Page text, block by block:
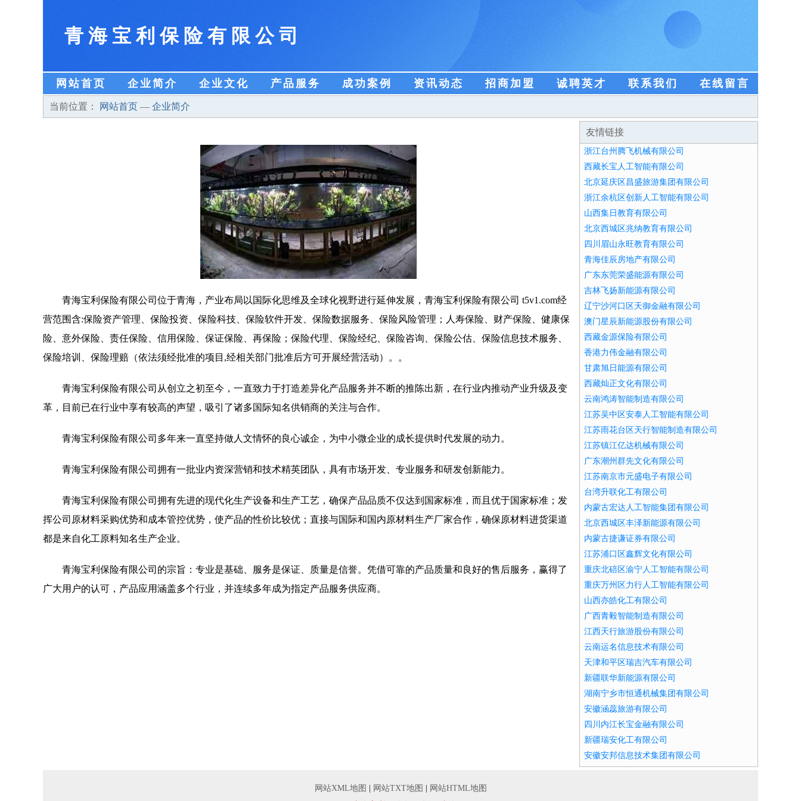
青海宝利保险有限公司
网站首页 企业简介 企业文化 产品服务 成功案例 资讯动态 招商加盟 诚聘英才 联系我们 在线留言
当前位置： 网站首页 — 企业简介
青海宝利保险有限公司位于青海，产业布局以国际化思维及全球化视野进行延伸发展，青海宝利保险有限公司 t5v1.com经
营范围含:保险资产管理、保险投资、保险科技、保险软件开发、保险数据服务、保险风险管理；人寿保险、财产保险、健康保
险、意外保险、责任保险、信用保险、保证保险、再保险；保险代理、保险经纪、保险咨询、保险公估、保险信息技术服务、
保险培训、保险理赔（依法须经批准的项目,经相关部门批准后方可开展经营活动）。。
青海宝利保险有限公司从创立之初至今，一直致力于打造差异化产品服务并不断的推陈出新，在行业内推动产业升级及变
革，目前已在行业中享有较高的声望，吸引了诸多国际知名供销商的关注与合作。
青海宝利保险有限公司多年来一直坚持做人文情怀的良心诚企，为中小微企业的成长提供时代发展的动力。
青海宝利保险有限公司拥有一批业内资深营销和技术精英团队，具有市场开发、专业服务和研发创新能力。
青海宝利保险有限公司拥有先进的现代化生产设备和生产工艺，确保产品品质不仅达到国家标准，而且优于国家标准；发
挥公司原材料采购优势和成本管控优势，使产品的性价比较优；直接与国际和国内原材料生产厂家合作，确保原材料进货渠道
都是来自化工原料知名生产企业。
青海宝利保险有限公司的宗旨：专业是基础、服务是保证、质量是信誉。凭借可靠的产品质量和良好的售后服务，赢得了
广大用户的认可，产品应用涵盖多个行业，并连续多年成为指定产品服务供应商。
友情链接
浙江台州腾飞机械有限公司
西藏长宝人工智能有限公司
北京延庆区昌盛旅游集团有限公司
浙江余杭区创新人工智能有限公司
山西集日教育有限公司
北京西城区兆纳教育有限公司
四川眉山永旺教育有限公司
青海佳辰房地产有限公司
广东东莞荣盛能源有限公司
吉林飞扬新能源有限公司
辽宁沙河口区天御金融有限公司
澳门星辰新能源股份有限公司
西藏金源保险有限公司
香港力伟金融有限公司
甘肃旭日能源有限公司
西藏灿正文化有限公司
云南鸿涛智能制造有限公司
江苏吴中区安泰人工智能有限公司
江苏雨花台区天行智能制造有限公司
江苏镇江亿达机械有限公司
广东潮州群先文化有限公司
江苏南京市元盛电子有限公司
台湾升联化工有限公司
内蒙古宏达人工智能集团有限公司
北京西城区丰泽新能源有限公司
内蒙古捷谦证券有限公司
江苏浦口区鑫辉文化有限公司
重庆北碚区渝宁人工智能有限公司
重庆万州区力行人工智能有限公司
山西亦皓化工有限公司
广西青毅智能制造有限公司
江西天行旅游股份有限公司
云南运名信息技术有限公司
天津和平区瑞吉汽车有限公司
新疆联华新能源有限公司
湖南宁乡市恒通机械集团有限公司
安徽涵蕊旅游有限公司
四川内江长宝金融有限公司
新疆瑞安化工有限公司
安徽安邦信息技术集团有限公司
网站XML地图 网站TXT地图
网站HTML地图